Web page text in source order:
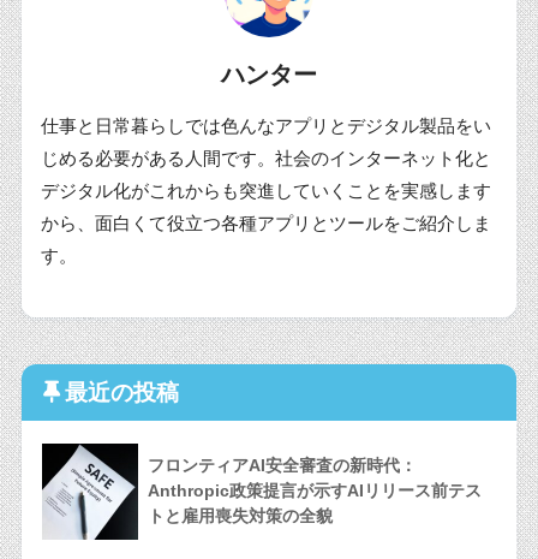
ハンター
仕事と日常暮らしでは色んなアプリとデジタル製品をい
じめる必要がある人間です。社会のインターネット化と
デジタル化がこれからも突進していくことを実感します
から、面白くて役立つ各種アプリとツールをご紹介しま
す。
最近の投稿
フロンティアAI安全審査の新時代：
Anthropic政策提言が示すAIリリース前テス
トと雇用喪失対策の全貌